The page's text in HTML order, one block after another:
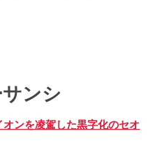
サンシ
ンを凌駕した黒字化のセオ